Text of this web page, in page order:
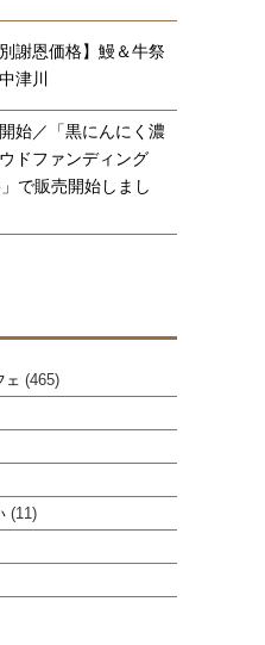
別謝恩価格】鰻＆牛祭
津川
始／「黒にんにく濃
ドファンディング
」で販売開始しまし
ェ (465)
(11)